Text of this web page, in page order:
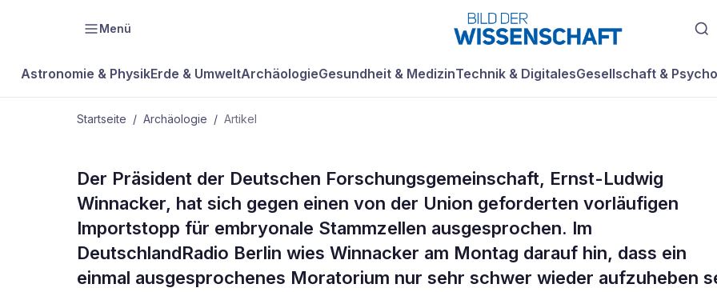
Menü
Astronomie & PhysikErde & UmweltArchäologieGesundheit & MedizinTechnik & DigitalesGesellschaft &
Startseite / Archäologie / Artikel
ARCHÄOLOGIE
DFG-Präsident gegen
für Stammzellen-Import
Der Präsident der Deutschen Forschungsgemeinschaft, Ernst-Ludwig
Winnacker, hat sich gegen einen von der Union geforderten vorläufigen
Importstopp für embryonale Stammzellen ausgesprochen. Im
DeutschlandRadio Berlin wies Winnacker am Montag darauf hin, dass ein
einmal ausgesprochenes Moratorium nur sehr schwer wieder aufzuheben